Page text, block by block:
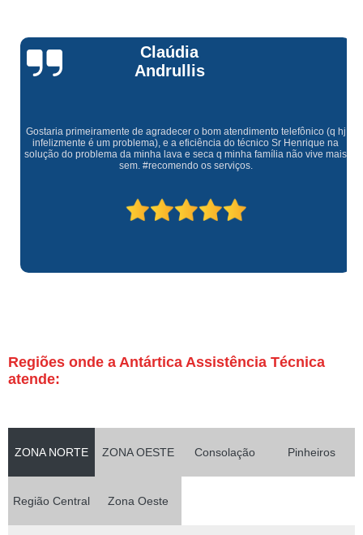
Claúdia
Andrullis
Gostaria primeiramente de agradecer o bom atendimento telefônico (q hj
infelizmente é um problema), e a eficiência do técnico Sr Henrique na
solução do problema da minha lava e seca q minha família não vive mais
sem. #recomendo os serviços.
Regiões onde a Antártica Assistência Técnica
atende:
ZONA NORTE ZONA OESTE Consolação Pinheiros
Região Central Zona Oeste